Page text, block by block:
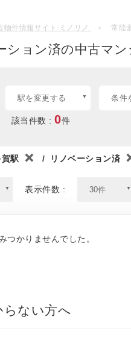
物件情報サイト ミノリノ 常陸
ション済の中古マ
駅を変更する 条件
該当件数 : 0件
駅 / リノベーション済
表示件数 :
つかりませんでした。
らない方へ